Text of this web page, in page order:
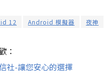
12 Android 模擬器 夜神
：
社-讓您安心的選擇